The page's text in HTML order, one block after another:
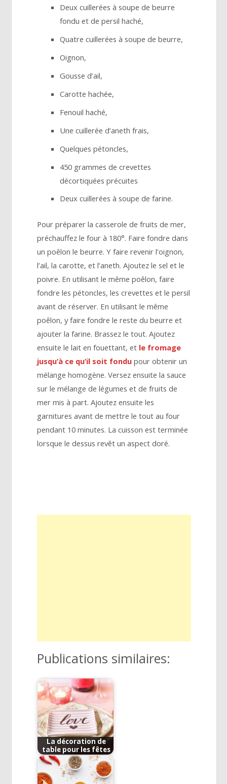
Deux cuillerées à soupe de beurre
fondu et de persil haché,
Quatre cuillerées à soupe de beurre,
Oignon,
Gousse d’ail,
Carotte hachée,
Fenouil haché,
Une cuillerée d’aneth frais,
Quelques pétoncles,
450 grammes de crevettes
décortiquées précuites
Deux cuillerées à soupe de farine.
Pour préparer la casserole de fruits de mer,
préchauffez le four à 180°. Faire fondre dans
un poêlon le beurre. Y faire revenir l’oignon,
l’ail, la carotte, et l’aneth. Ajoutez le sel et le
poivre. En utilisant le même poêlon, faire
fondre les pétoncles, les crevettes et le persil
avant de réserver. En utilisant le même
poêlon, y faire fondre le reste du beurre et
ajouter la farine. Brassez le tout. Ajoutez
ensuite le lait en fouettant, et le fromage
jusqu’à ce qu’il soit fondu pour obtenir un
mélange homogène. Versez ensuite la sauce
sur le mélange de légumes et de fruits de
mer mis à part. Ajoutez ensuite les
garnitures avant de mettre le tout au four
pendant 10 minutes. La cuisson est terminée
lorsque le dessus revêt un aspect doré.
Publications similaires:
La décoration de
table pour les fêtes